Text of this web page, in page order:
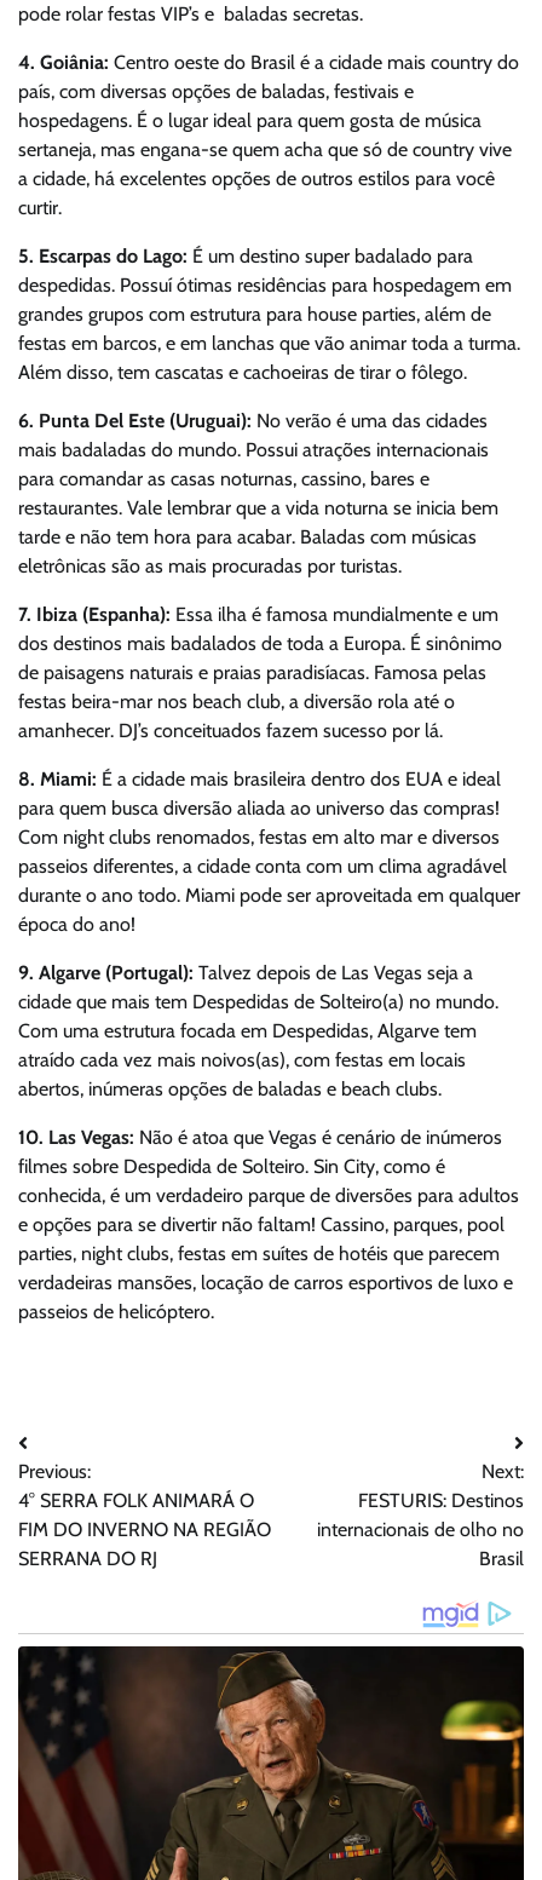
pode rolar festas VIP’s e baladas secretas.
4. Goiânia: Centro oeste do Brasil é a cidade mais country do
país, com diversas opções de baladas, festivais e
hospedagens. É o lugar ideal para quem gosta de música
sertaneja, mas engana-se quem acha que só de country vive
a cidade, há excelentes opções de outros estilos para você
curtir.
5. Escarpas do Lago: É um destino super badalado para
despedidas. Possuí ótimas residências para hospedagem em
grandes grupos com estrutura para house parties, além de
festas em barcos, e em lanchas que vão animar toda a turma.
Além disso, tem cascatas e cachoeiras de tirar o fôlego.
6. Punta Del Este (Uruguai): No verão é uma das cidades
mais badaladas do mundo. Possui atrações internacionais
para comandar as casas noturnas, cassino, bares e
restaurantes. Vale lembrar que a vida noturna se inicia bem
tarde e não tem hora para acabar. Baladas com músicas
eletrônicas são as mais procuradas por turistas.
7. Ibiza (Espanha): Essa ilha é famosa mundialmente e um
dos destinos mais badalados de toda a Europa. É sinônimo
de paisagens naturais e praias paradisíacas. Famosa pelas
festas beira-mar nos beach club, a diversão rola até o
amanhecer. DJ’s conceituados fazem sucesso por lá.
8. Miami: É a cidade mais brasileira dentro dos EUA e ideal
para quem busca diversão aliada ao universo das compras!
Com night clubs renomados, festas em alto mar e diversos
passeios diferentes, a cidade conta com um clima agradável
durante o ano todo. Miami pode ser aproveitada em qualquer
época do ano!
9. Algarve (Portugal): Talvez depois de Las Vegas seja a
cidade que mais tem Despedidas de Solteiro(a) no mundo.
Com uma estrutura focada em Despedidas, Algarve tem
atraído cada vez mais noivos(as), com festas em locais
abertos, inúmeras opções de baladas e beach clubs.
10. Las Vegas: Não é atoa que Vegas é cenário de inúmeros
filmes sobre Despedida de Solteiro. Sin City, como é
conhecida, é um verdadeiro parque de diversões para adultos
e opções para se divertir não faltam! Cassino, parques, pool
parties, night clubs, festas em suítes de hotéis que parecem
verdadeiras mansões, locação de carros esportivos de luxo e
passeios de helicóptero.
Navegação
de
Post
Previous:
4° SERRA FOLK ANIMARÁ O
FIM DO INVERNO NA REGIÃO
SERRANA DO RJ
Next:
FESTURIS: Destinos
internacionais de olho no
Brasil